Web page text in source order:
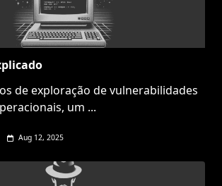
de exploração de vulnerabilidades
um ...
Aug 12, 2025